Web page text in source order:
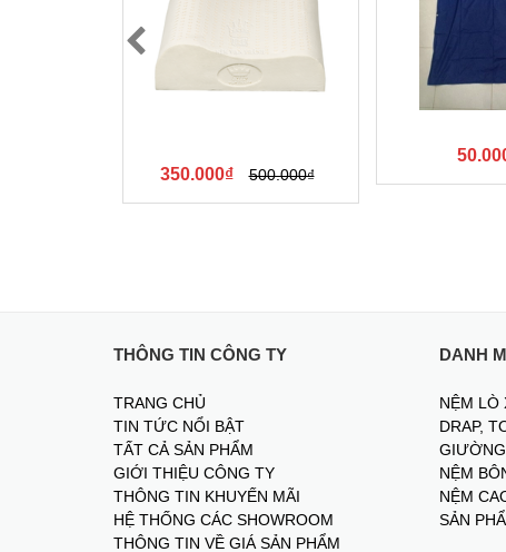
350.000₫ 500.000₫
THÔNG TIN CÔNG TY
TRANG CHỦ
TIN TỨC NỔI BẬT
TẤT CẢ SẢN PHẨM
GIỚI THIỆU CÔNG TY
THÔNG TIN KHUYẾN MÃI
HỆ THỐNG CÁC SHOWROOM
THÔNG TIN VỀ GIÁ SẢN PHẨM
DANH
NỆM LÒ
DRAP,
GIƯỜNG
NỆM
NỆM
SẢN